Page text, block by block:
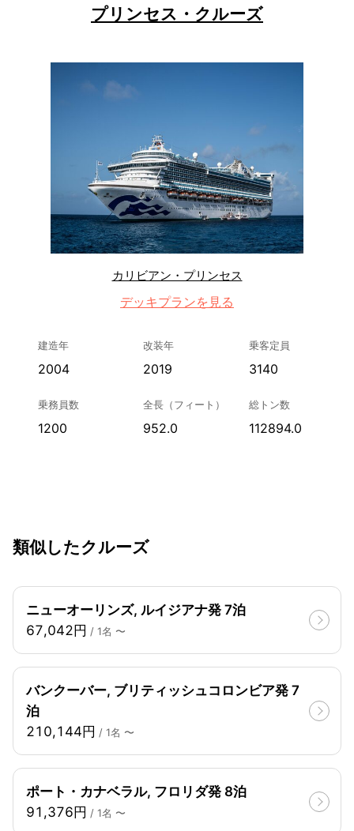
プリンセス・クルーズ
カリビアン・プリンセス
デッキプランを見る
建造年
2004
改装年
2019
乗客定員
3140
乗務員数
1200
全長（フィート）
952.0
総トン数
112894.0
類似したクルーズ
ニューオーリンズ, ルイジアナ発 7泊
67,042円 / 1名 〜
バンクーバー, ブリティッシュコロンビア発 7
泊
210,144円 / 1名 〜
ポート・カナベラル, フロリダ発 8泊
91,376円 / 1名 〜